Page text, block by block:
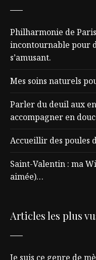
Philharmonie de
incontournable pour
s’amusant.
Mes soins naturels
Parler du deuil aux
accompagner en
Accueillir des poules
Saint-Valentin : ma
aimée)…
Articles les plus
Je suis ce genre de